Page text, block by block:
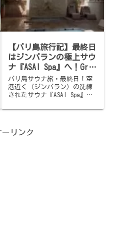
【バリ島旅行記】最終日
はジンバランの極上サウ
ナ『ASAI Spa』へ！Grab
移動の裏技と、香港トラ
ンジットの悲劇🌴
バリ島サウナ旅・最終日！空
港近く（ジンバラン）の洗練
されたサウナ『ASAI Spa』の
止でも湿度抜群のサウナ室と
使い方や、香港トランジット
ーリンク